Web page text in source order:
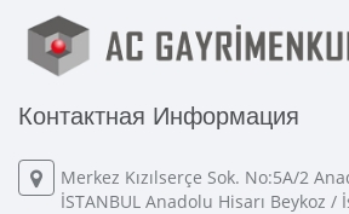
Контактная Информация
Merkez Kızılserçe Sok. No:5A/2
İSTANBUL Anadolu Hisarı Beykoz /